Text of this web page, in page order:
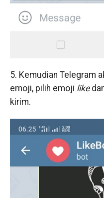
5. Kemudian Telegram
emoji, pilih emoji like
kirim.